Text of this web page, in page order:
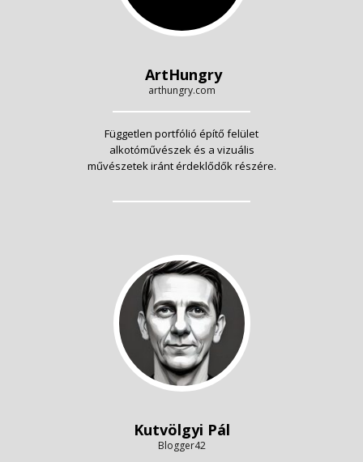
ArtHungry
arthungry.com
Független portfólió építő felület
alkotóművészek és a vizuális
művészetek iránt érdeklődők részére.
Kutvölgyi Pál
Blogger42